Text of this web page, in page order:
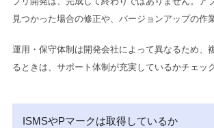
見つかった場合の修正や、バージョンアップの作
運用・保守体制は開発会社によって異なるため、
るときは、サポート体制が充実しているかチェッ
ISMSやPマークは取得しているか